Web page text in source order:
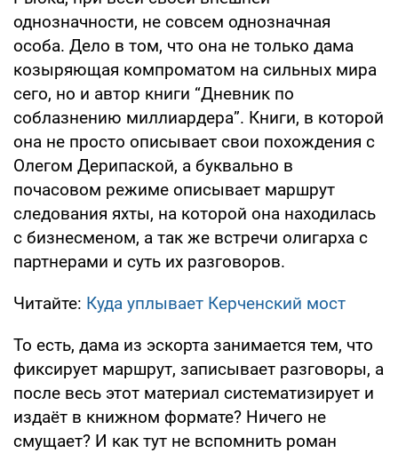
однозначности, не совсем однозначная
особа. Дело в том, что она не только дама
козыряющая компроматом на сильных мира
сего, но и автор книги “Дневник по
соблазнению миллиардера”. Книги, в которой
она не просто описывает свои похождения с
Олегом Дерипаской, а буквально в
почасовом режиме описывает маршрут
следования яхты, на которой она находилась
с бизнесменом, а так же встречи олигарха с
партнерами и суть их разговоров.
Читайте: Куда уплывает Керченский мост
То есть, дама из эскорта занимается тем, что
фиксирует маршрут, записывает разговоры, а
после весь этот материал систематизирует и
издаёт в книжном формате? Ничего не
смущает? И как тут не вспомнить роман